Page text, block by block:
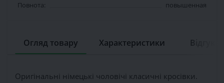
Повнота:
повышенная
Огляд товару Характеристики
Оригінальні німецькі чоловічі класичні кросівки.